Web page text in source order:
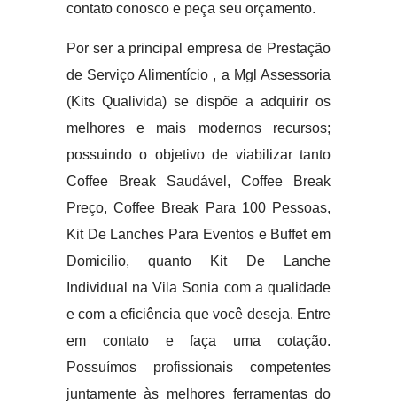
contato conosco e peça seu orçamento.
Por ser a principal empresa de Prestação
de Serviço Alimentício , a Mgl Assessoria
(Kits Qualivida) se dispõe a adquirir os
melhores e mais modernos recursos;
possuindo o objetivo de viabilizar tanto
Coffee Break Saudável, Coffee Break
Preço, Coffee Break Para 100 Pessoas,
Kit De Lanches Para Eventos e Buffet em
Domicilio, quanto Kit De Lanche
Individual na Vila Sonia com a qualidade
e com a eficiência que você deseja. Entre
em contato e faça uma cotação.
Possuímos profissionais competentes
juntamente às melhores ferramentas do